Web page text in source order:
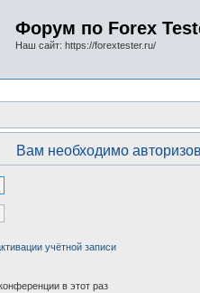
Форум по Forex
Наш сайт: https://forextester.ru/
Вам необходимо
учётной записи
в этот раз